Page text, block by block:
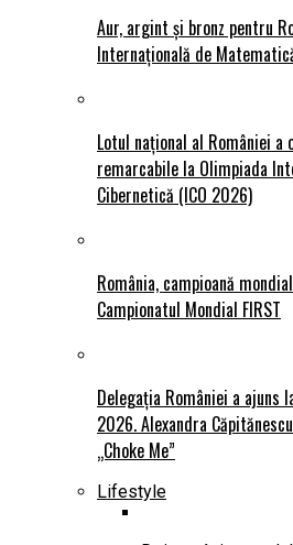
Aur, argint și bronz pentru
Internațională de
Lotul național al României
remarcabile la Olimpiada
Cibernetică (ICO 2026)
România, campioană
Campionatul Mondial FIRST
Delegația României a ajuns
2026. Alexandra
„Choke Me”
Lifestyle